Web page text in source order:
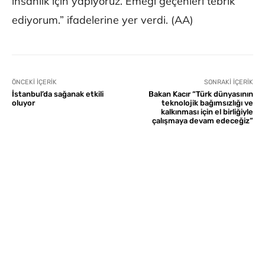
ediyorum.” ifadelerine yer verdi. (AA)
ÖNCEKI İÇERIK
İstanbul’da sağanak etkili
oluyor
SONRAKI İÇERIK
Bakan Kacır “Türk dünyasının
teknolojik bağımsızlığı ve
kalkınması için el birliğiyle
çalışmaya devam edeceğiz”